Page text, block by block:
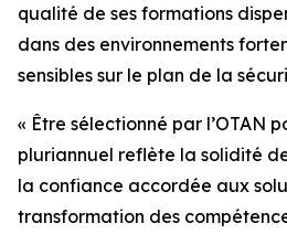
qualité de ses formations
dans des environnements
sensibles sur le plan de la
« Être sélectionné par l’OTAN
pluriannuel reflète la solidité
la confiance accordée aux
transformation des